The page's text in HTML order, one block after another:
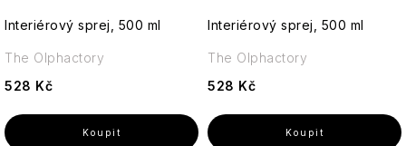
Interiérový sprej, 500 ml
528 Kč
The Olphactory
Interiérový sprej, 500 ml
528 Kč
The Olphactory